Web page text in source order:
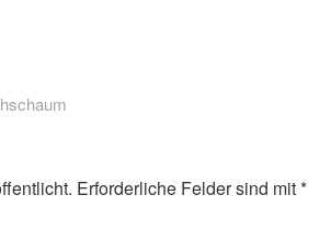
Erforderliche Felder sind mit*